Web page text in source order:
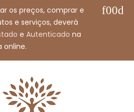
os preços, comprar e
e serviços, deverá
e Autenticado na
online.
+351 912 032 115
e-mail: shop@revivespa.pt
Português